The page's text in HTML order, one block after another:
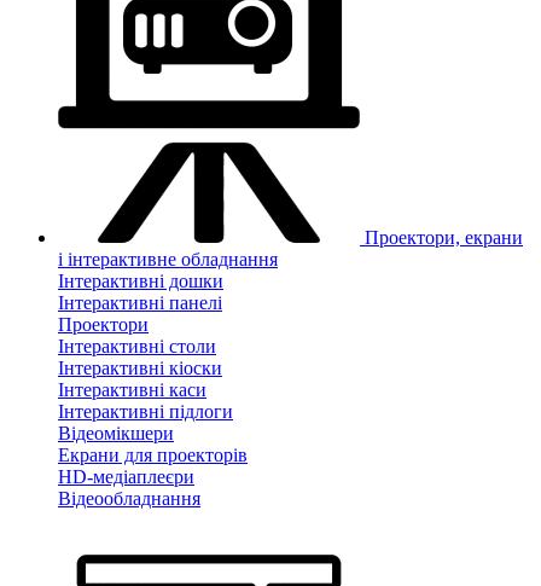
Проектори, екрани
і інтерактивне обладнання
Інтерактивні дошки
Інтерактивні панелі
Проектори
Інтерактивні столи
Інтерактивні кіоски
Інтерактивні каси
Інтерактивні підлоги
Відеомікшери
Екрани для проекторів
HD-медіаплеєри
Відеообладнання